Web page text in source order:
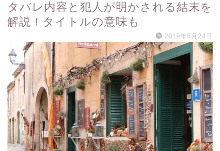
タバレ内容と犯人が明かされる結末を
解説！タイトルの意味も
2019年5月24日